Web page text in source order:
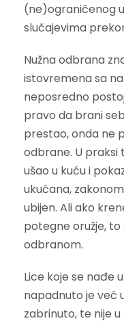
(ne)ograničenog
slučajevima
Nužna odbrana
istovremena sa
neposredno
pravo da brani
prestao, onda ne
odbrane. U praksi
ušao u kuću i
ukućana,
ubijen. Ali ako
potegne oružje,
odbranom.
Lice koje se nađe
napadnuto je već
zabrinuto, te nije